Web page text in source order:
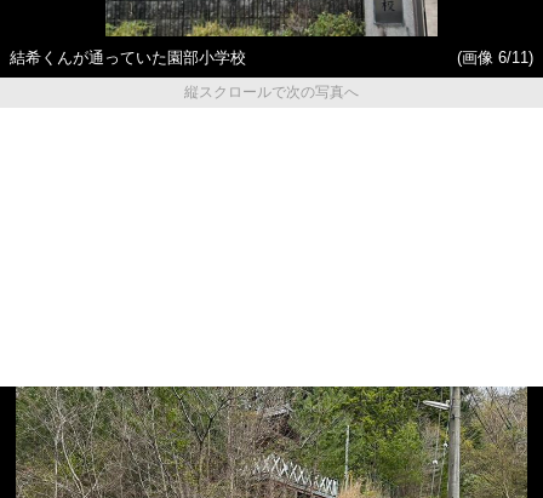
結希くんが通っていた園部小学校
(画像 6/11)
縦スクロールで次の写真へ